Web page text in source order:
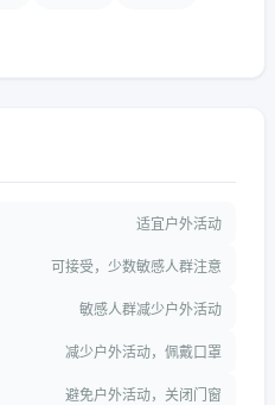
适宜户外活动
可接受，少数敏感人群注意
敏感人群减少户外活动
减少户外活动，佩戴口罩
避免户外活动，关闭门窗